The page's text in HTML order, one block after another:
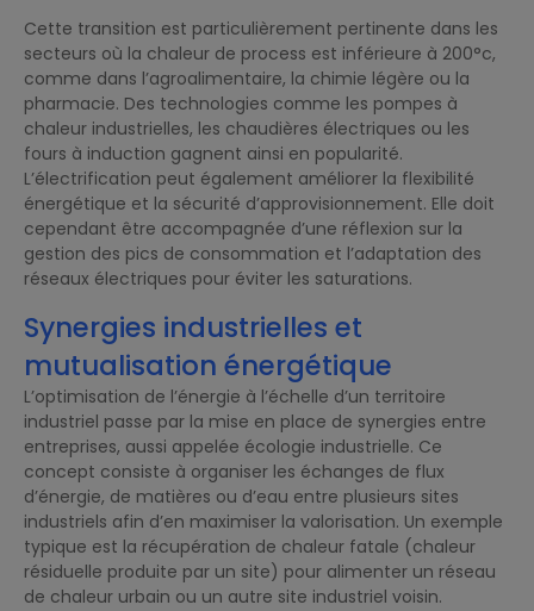
Cette transition est particulièrement pertinente dans les
secteurs où la chaleur de process est inférieure à 200°c,
comme dans l’agroalimentaire, la chimie légère ou la
pharmacie. Des technologies comme les pompes à
chaleur industrielles, les chaudières électriques ou les
fours à induction gagnent ainsi en popularité.
L’électrification peut également améliorer la flexibilité
énergétique et la sécurité d’approvisionnement. Elle doit
cependant être accompagnée d’une réflexion sur la
gestion des pics de consommation et l’adaptation des
réseaux électriques pour éviter les saturations.
Synergies industrielles et
mutualisation énergétique
L’optimisation de l’énergie à l’échelle d’un territoire
industriel passe par la mise en place de synergies entre
entreprises, aussi appelée écologie industrielle. Ce
concept consiste à organiser les échanges de flux
d’énergie, de matières ou d’eau entre plusieurs sites
industriels afin d’en maximiser la valorisation. Un exemple
typique est la récupération de chaleur fatale (chaleur
résiduelle produite par un site) pour alimenter un réseau
de chaleur urbain ou un autre site industriel voisin.